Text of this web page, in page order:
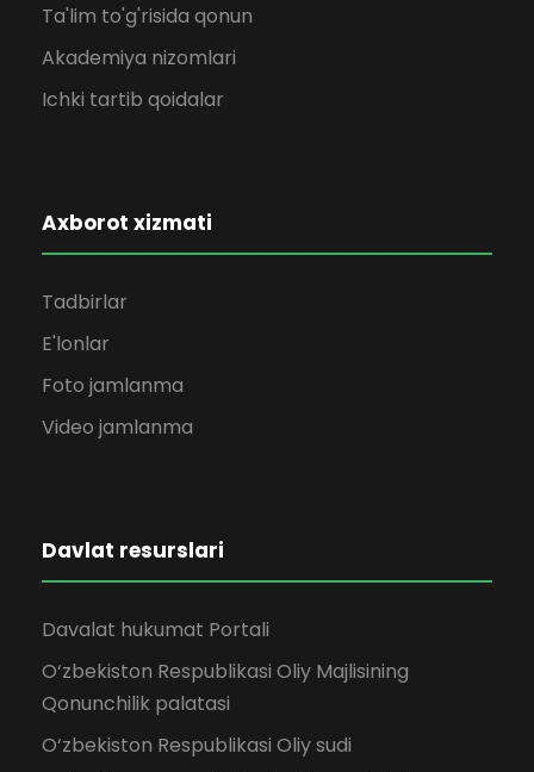
Ta'lim to'g'risida qonun
Akademiya nizomlari
Ichki tartib qoidalar
Axborot xizmati
Tadbirlar
E'lonlar
Foto jamlanma
Video jamlanma
Davlat resurslari
Davalat hukumat Portali
O‘zbekiston Respublikasi Oliy Majlisining
Qonunchilik palatasi
O‘zbekiston Respublikasi Oliy sudi